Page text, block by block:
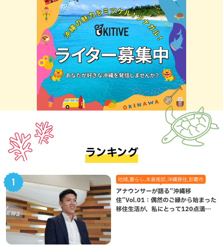
ランキング
地域,暮らし,本島南部,沖縄移住,那覇市
アナウンサーが語る”沖縄移
住”Vol.01：偶然のご縁から始まった
移住生活が、私にとって120点満点